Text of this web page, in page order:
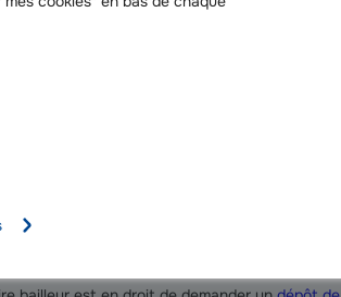
logement et joint au contrat de bail. Il décrit le
en deux exemplaires lors de l’entrée du
permet de comparer les descriptions et de